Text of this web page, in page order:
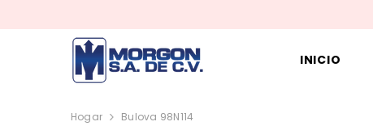
INICIO
Hogar Bulova 98N114